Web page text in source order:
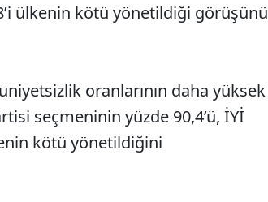
ülkenin kötü yönetildiği görüşünü
oranlarının daha yüksek
seçmeninin yüzde 90,4’ü, İYİ
kötü yönetildiğini